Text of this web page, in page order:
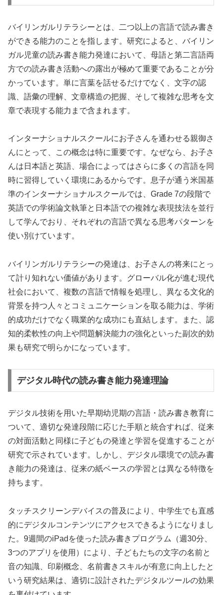
バイリンガルリテラシーとは、二つ以上の言語で読み書き
ができる能力のことを指します。研究によると、バイリン
ガル児童の読み書き能力発達において、母語と第二言語両
方での読み書き活動への露出が極めて重要であることが分
かっています。単に言葉を話せるだけでなく、文字の認
識、語彙の理解、文章構造の把握、そして複雑な思考を文
章で表現する能力まで含まれます。
インターナショナルスクールにお子さんを通わせる親御さ
んにとって、この概念は特に重要です。なぜなら、お子さ
んは日本語と英語、場合によってはさらに多くの言語を同
時に習得していく環境にあるからです。息子が通う米国基
準のインターナショナルスクールでは、Grade 7の段階で
英語での学術論文執筆と日本語での複雑な表現技法を並行
して学んでおり、それぞれの言語で異なる思考パターンを
使い別けています。
バイリンガルリテラシーの発達は、お子さんの将来にとっ
て計り知れない価値があります。グローバル化が進む現代
社会において、複数の言語で情報を処理し、異なる文化的
背景を持つ人々とコミュニケーションを取る能力は、学術
的成功だけでなく職業的な成功にも直結します。また、認
知的柔軟性の向上や問題解決能力の強化といった副次的効
果も研究で明らかになっています。
デジタル時代の読み書き能力発達理論
デジタル技術を用いた早期幼児期の言語・読み書き教育に
ついて、適切な発達段階に応じた手順と統合すれば、従来
の対面活動と同様に子どもの発達と学習を促進することが
研究で示されています。しかし、デジタル環境での読み書
き能力の発達は、従来の紙ベースの学習とは異なる特徴を
持ちます。
タッチスクリーンデバイスの普及により、中学生でも直感
的にデジタルコンテンツにアクセスできるようになりまし
た。9週間のiPadを使った読み書きプログラム（週30分、
3つのアプリを使用）により、子どもたちの文字の名前と
音の知識、印刷概念、名前書きスキルが有意に向上したと
いう研究結果は、適切に設計されたデジタルツールの効果